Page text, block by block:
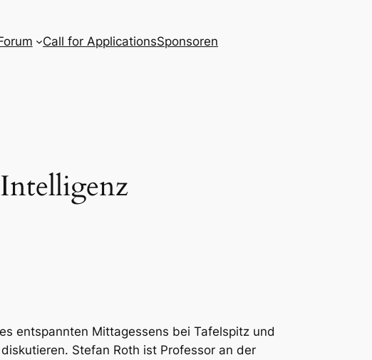
Call for ApplicationsSponsoren
entspannten Mittagessens bei Tafelspitz und
Stefan Roth ist Professor an der